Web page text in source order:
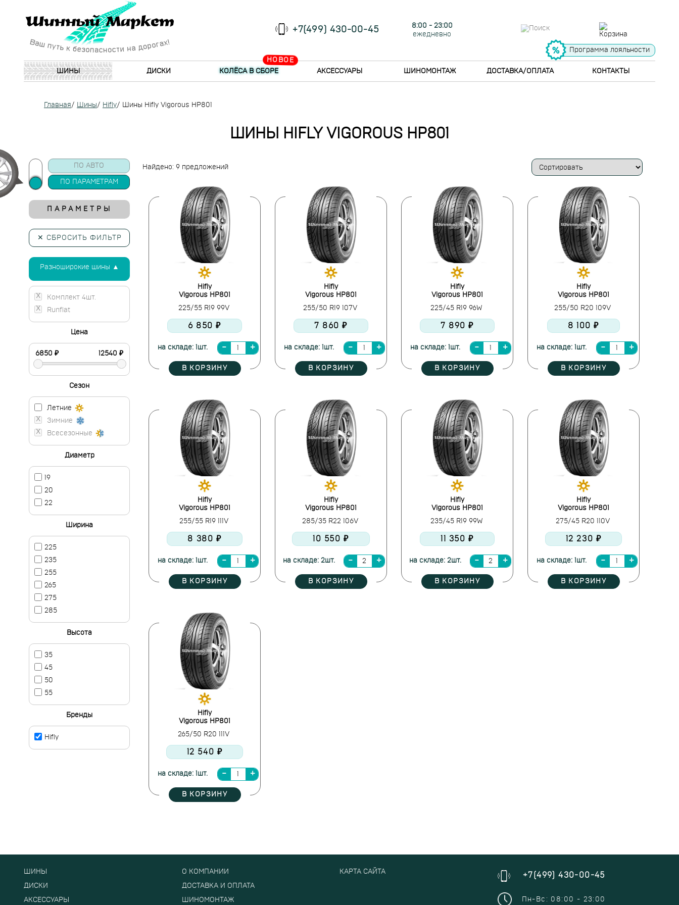
+7(499) 430-00-45
8:00 - 23:00
ежедневно
Программа лояльности
ШИНЫ ДИСКИ
НОВОЕ
КОЛЁСА В СБОРЕ АКСЕССУАРЫ ШИНОМОНТАЖ ДОСТАВКА/ОПЛАТА КОНТАКТЫ
Главная/ Шины/ Hifly/ Шины Hifly Vigorous HP801
ШИНЫ HIFLY VIGOROUS HP801
Найдено: 9 предложений
Hifly
Vigorous HP801
225/55 R19 99V
6 850 ₽
на складе: 1шт.
В КОРЗИНУ
Hifly
Vigorous HP801
255/50 R19 107V
7 860 ₽
на складе: 1шт.
В КОРЗИНУ
Hifly
Vigorous HP801
225/45 R19 96W
7 890 ₽
на складе: 1шт.
В КОРЗИНУ
Hifly
Vigorous HP801
255/50 R20 109V
8 100 ₽
на складе: 1шт.
В КОРЗИНУ
Hifly
Vigorous HP801
255/55 R19 111V
8 380 ₽
на складе: 1шт.
В КОРЗИНУ
Hifly
Vigorous HP801
285/35 R22 106V
10 550 ₽
на складе: 2шт.
В КОРЗИНУ
Hifly
Vigorous HP801
235/45 R19 99W
11 350 ₽
на складе: 2шт.
В КОРЗИНУ
Hifly
Vigorous HP801
275/45 R20 110V
12 230 ₽
на складе: 1шт.
В КОРЗИНУ
Hifly
Vigorous HP801
265/50 R20 111V
12 540 ₽
на складе: 1шт.
В КОРЗИНУ
ПО АВТО
ПО ПАРАМЕТРАМ
ПАРАМЕТРЫ
✕ СБРОСИТЬ ФИЛЬТР
Разноширокие шины ▲
Комплект 4шт.
Runflat
Цена
Сезон
Летние
Зимние
Всесезонные
Диаметр
19
20
22
Ширина
225
235
255
265
275
285
Высота
35
45
50
55
Бренды
Hifly
ШИНЫ
ДИСКИ
АКСЕССУАРЫ
О КОМПАНИИ
ДОСТАВКА И ОПЛАТА
ШИНОМОНТАЖ
КАРТА САЙТА +7(499) 430-00-45
Пн-Вс: 08:00 - 23:00